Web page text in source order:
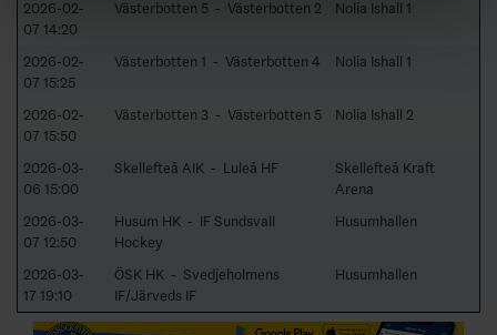
2026-02-
07 14:20
Västerbotten 5 - Västerbotten 2 Nolia Ishall 1
2026-02-
07 15:25
Västerbotten 1 - Västerbotten 4 Nolia Ishall 1
2026-02-
07 15:50
Västerbotten 3 - Västerbotten 5 Nolia Ishall 2
2026-03-
06 15:00
Skellefteå AIK - Luleå HF
Skellefteå Kraft
Arena
2026-03-
07 12:50
Husum HK - IF Sundsvall
Hockey
Husumhallen
2026-03-
17 19:10
ÖSK HK - Svedjeholmens
IF/Järveds IF
Husumhallen